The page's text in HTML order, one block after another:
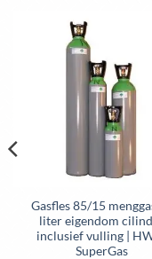
Gasfles 85/15
liter eigendom
inclusief vulling |
SuperGas